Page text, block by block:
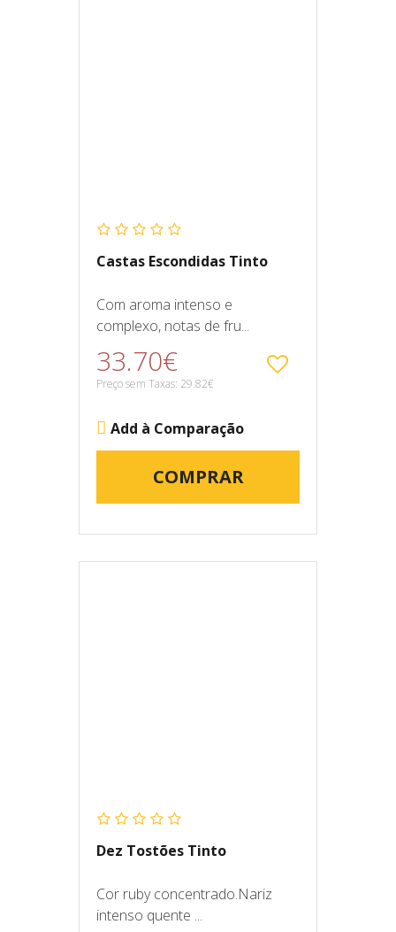
Castas Escondidas Tinto
Com aroma intenso e
complexo, notas de fru...
33.70€
Preço sem Taxas: 29.82€
Add à Comparação
COMPRAR
Dez Tostões Tinto
Cor ruby concentrado.Nariz
intenso quente ...